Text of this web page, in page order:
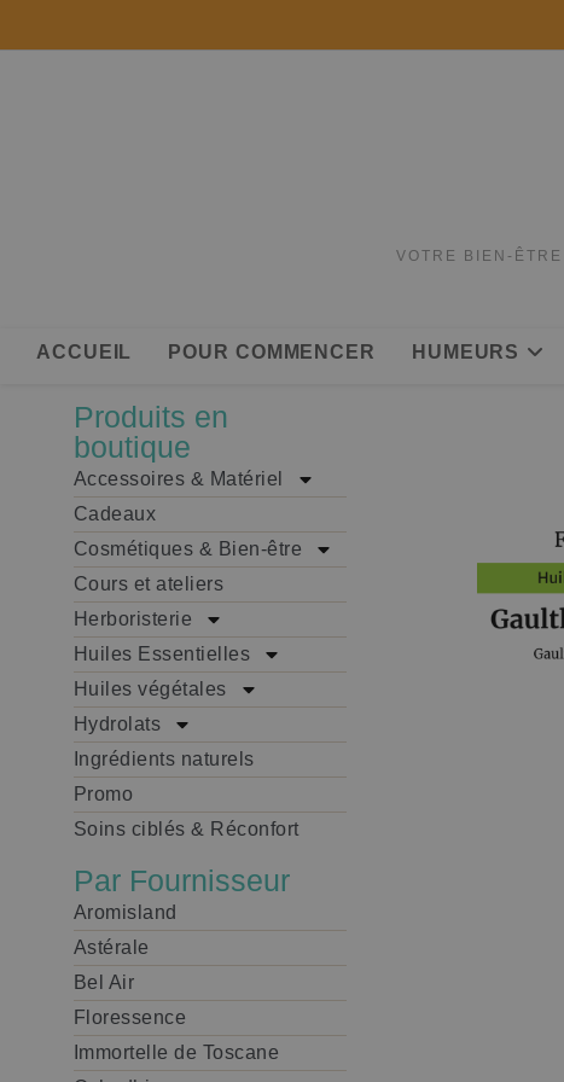
VOTRE BIEN-
ACCUEIL POUR COMMENCER HUMEURS
Produits en
boutique
Accessoires & Matériel
Cadeaux
Cosmétiques & Bien-être
Cours et ateliers
Herboristerie
Huiles Essentielles
Huiles végétales
Hydrolats
Ingrédients naturels
Promo
Soins ciblés & Réconfort
Par Fournisseur
Aromisland
Astérale
Bel Air
Floressence
Immortelle de Toscane